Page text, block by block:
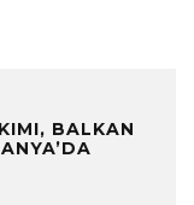
BALKAN